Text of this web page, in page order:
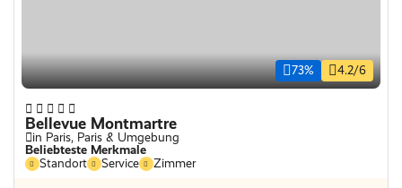
73% 4.2/6
Bellevue Montmartre
in Paris, Paris & Umgebung
Beliebteste Merkmale
Standort
Service Zimmer